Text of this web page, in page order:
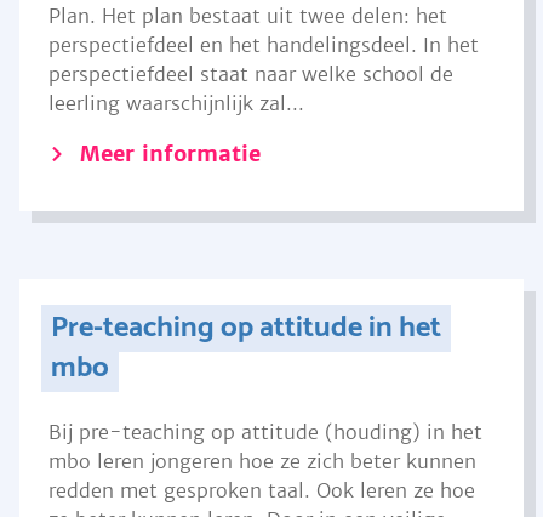
Plan. Het plan bestaat uit twee delen: het
perspectiefdeel en het handelingsdeel. In het
perspectiefdeel staat naar welke school de
leerling waarschijnlijk zal...
Meer informatie
Pre-teaching op attitude in het
mbo
Bij pre-teaching op attitude (houding) in het
mbo leren jongeren hoe ze zich beter kunnen
redden met gesproken taal. Ook leren ze hoe